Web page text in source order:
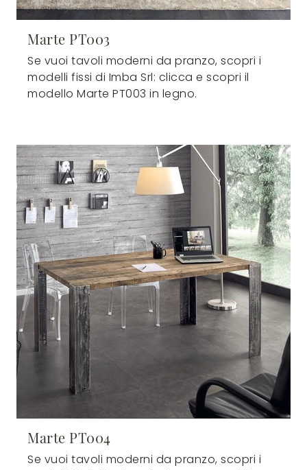
Marte PT003
Se vuoi tavoli moderni da pranzo, scopri i
modelli fissi di Imba Srl: clicca e scopri il
modello Marte PT003 in legno.
Marte PT004
Se vuoi tavoli moderni da pranzo, scopri i